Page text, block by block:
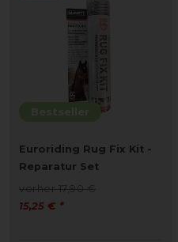
Bestseller
Euroriding Rug Fix Kit -
Reparatur Set
vorher 17,90 €
15,25 € *